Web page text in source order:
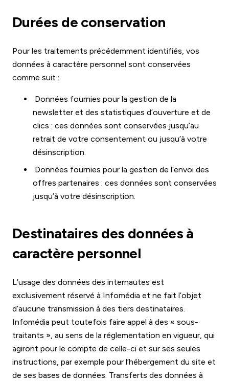
Durées de conservation
Pour les traitements précédemment identifiés, vos
données à caractère personnel sont conservées
comme suit :
Données fournies pour la gestion de la
newsletter et des statistiques d’ouverture et de
clics : ces données sont conservées jusqu’au
retrait de votre consentement ou jusqu’à votre
désinscription.
Données fournies pour la gestion de l’envoi des
offres partenaires : ces données sont conservées
jusqu’à votre désinscription.
Destinataires des données à
caractère personnel
L’usage des données des internautes est
exclusivement réservé à Infomédia et ne fait l’objet
d’aucune transmission à des tiers destinataires.
Infomédia peut toutefois faire appel à des « sous-
traitants », au sens de la réglementation en vigueur, qui
agiront pour le compte de celle-ci et sur ses seules
instructions, par exemple pour l’hébergement du site et
de ses bases de données. Transferts des données à